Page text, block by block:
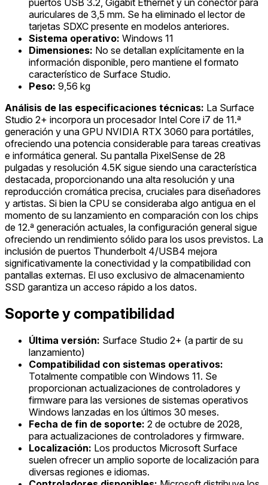
auriculares de 3,5 mm. Se ha eliminado el lector de
tarjetas SDXC presente en modelos anteriores.
Sistema operativo: Windows 11
Dimensiones: No se detallan explícitamente en la
información disponible, pero mantiene el formato
característico de Surface Studio.
Peso: 9,56 kg
Análisis de las especificaciones técnicas: La Surface
Studio 2+ incorpora un procesador Intel Core i7 de 11.ª
generación y una GPU NVIDIA RTX 3060 para portátiles,
ofreciendo una potencia considerable para tareas creativas
e informática general. Su pantalla PixelSense de 28
pulgadas y resolución 4.5K sigue siendo una característica
destacada, proporcionando una alta resolución y una
reproducción cromática precisa, cruciales para diseñadores
y artistas. Si bien la CPU se consideraba algo antigua en el
momento de su lanzamiento en comparación con los chips
de 12.ª generación actuales, la configuración general sigue
ofreciendo un rendimiento sólido para los usos previstos. La
inclusión de puertos Thunderbolt 4/USB4 mejora
significativamente la conectividad y la compatibilidad con
pantallas externas. El uso exclusivo de almacenamiento
SSD garantiza un acceso rápido a los datos.
Soporte y compatibilidad
Última versión: Surface Studio 2+ (a partir de su
lanzamiento)
Compatibilidad con sistemas operativos:
Totalmente compatible con Windows 11. Se
proporcionan actualizaciones de controladores y
firmware para las versiones de sistemas operativos
Windows lanzadas en los últimos 30 meses.
Fecha de fin de soporte: 2 de octubre de 2028,
para actualizaciones de controladores y firmware.
Localización: Los productos Microsoft Surface
suelen ofrecer un amplio soporte de localización para
diversas regiones e idiomas.